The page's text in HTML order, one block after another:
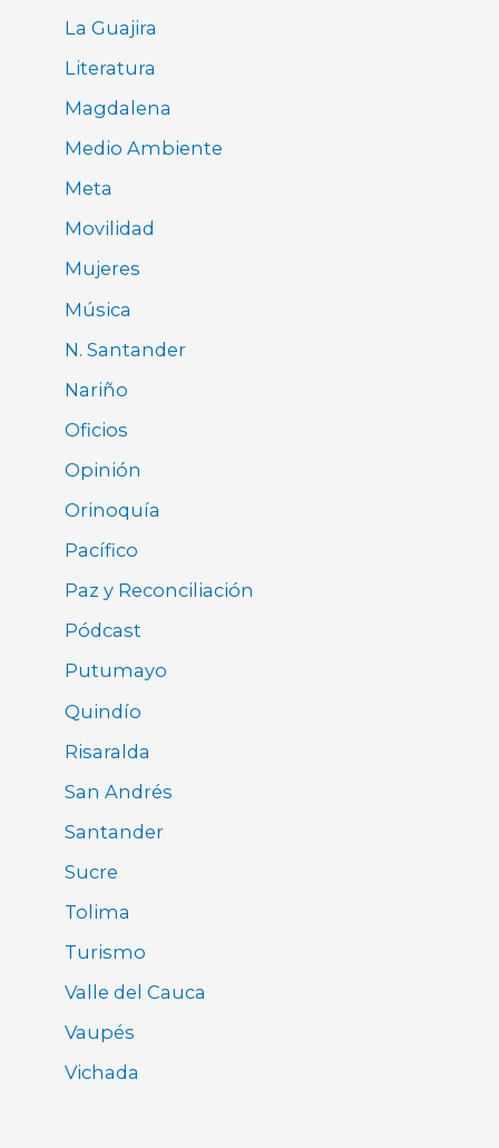
La Guajira
Literatura
Magdalena
Medio Ambiente
Meta
Movilidad
Mujeres
Música
N. Santander
Nariño
Oficios
Opinión
Orinoquía
Pacífico
Paz y Reconciliación
Pódcast
Putumayo
Quindío
Risaralda
San Andrés
Santander
Sucre
Tolima
Turismo
Valle del Cauca
Vaupés
Vichada